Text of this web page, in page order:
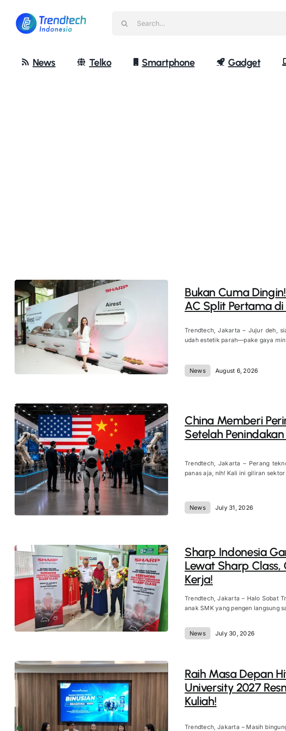
content
News Telko Smartphone Gadget
Bukan Cuma
AC Split Pertama di
Trendtech, Jakarta – Jujur deh,
udah estetik parah—pake gaya
News August 6, 2026
China Memberi
Setelah
Trendtech, Jakarta – Perang
panas aja, nih! Kali ini giliran
News July 31, 2026
Sharp Indonesia
Lewat Sharp
Kerja!
Trendtech, Jakarta – Halo Sobat
anak SMK yang pengen langsung
News July 30, 2026
Raih Masa Depan
University 2027
Kuliah!
Trendtech, Jakarta – Masih